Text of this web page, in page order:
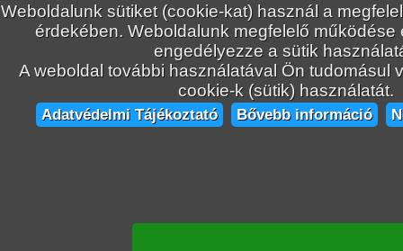
Weboldalunk sütiket (cookie-kat) használ a
érdekében. Weboldalunk megfelelő működése
engedélyezze a sütik
A weboldal további használatával Ön tudomásul
cookie-k (sütik) használatát.
Adatvédelmi Tájékoztató Bővebb információ